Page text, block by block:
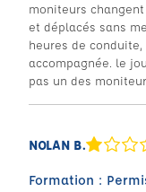
moniteurs
et déplacés sans
heures de
accompagnée. le
pas un des
NOLAN B.
Formation :